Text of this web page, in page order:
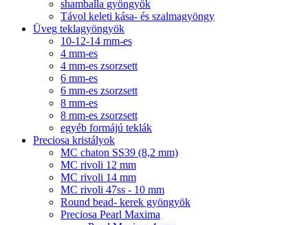
shamballa gyöngyök
Távol keleti kása- és szalmagyöngy
Üveg teklagyöngyök
10-12-14 mm-es
4 mm-es
4 mm-es zsorzsett
6 mm-es
6 mm-es zsorzsett
8 mm-es
8 mm-es zsorzsett
egyéb formájú teklák
Preciosa kristályok
MC chaton SS39 (8,2 mm)
MC rivoli 12 mm
MC rivoli 14 mm
MC rivoli 47ss - 10 mm
Round bead- kerek gyöngyök
Preciosa Pearl Maxima